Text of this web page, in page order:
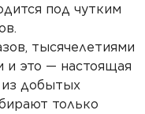
под чутким
тысячелетиями
и это — настоящая
из добытых
только